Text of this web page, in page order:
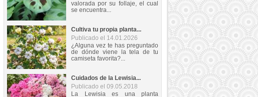
valorada por su follaje, el cual
se encuentra...
Cultiva tu propia planta...
Publicado el 14.01.2026
¿Alguna vez te has preguntado
de dónde viene la tela de tu
camiseta favorita?...
Cuidados de la Lewisia...
Publicado el 09.05.2018
La Lewisia es una planta